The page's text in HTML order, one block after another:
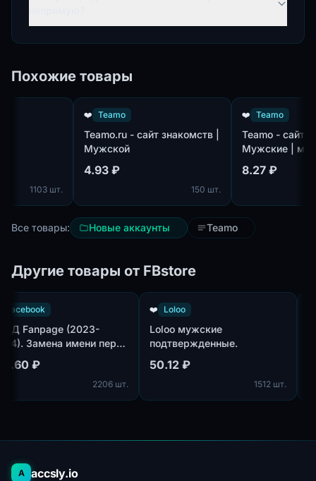
Похожие товары
1103 шт.
Teamo
Teamo.ru - сайт знакомств |
Мужской
4.93 ₽
150 шт.
Teamo
Teamo - сайт
Мужские | могут
8.27 ₽
Все товары: Новые аккаунты Teamo
Другие товары от FBstore
👤 Facebook
ПЗРД Fanpage (2023-
2024). Замена имени перед
591.60 ₽
2206 шт.
❤️ Loloo
Loloo мужские
подтвержденные.
50.12 ₽
1512 шт.
A accsly.io